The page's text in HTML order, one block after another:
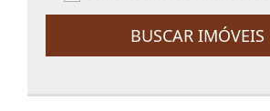
BUSCAR IMÓVEIS